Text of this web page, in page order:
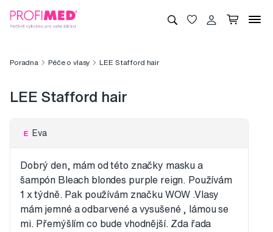
Poradna Péče o vlasy LEE Stafford hair
LEE Stafford hair
E Eva
Dobrý den, mám od této značky masku a
šampón Bleach blondes purple reign. Používám
1 x týdně. Pak používám značku WOW .Vlasy
mám jemné a odbarvené a vysušené , lámou se
mi. Přemýšlím co bude vhodnější. Zda řada